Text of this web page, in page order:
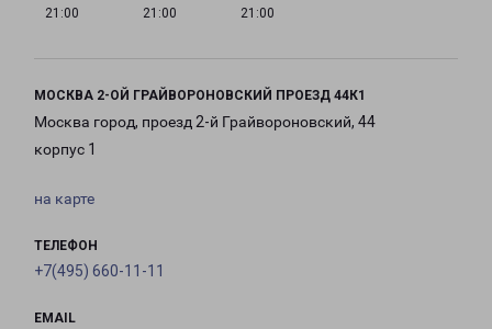
21:00
21:00
21:00
МОСКВА 2-ОЙ ГРАЙВОРОНОВСКИЙ ПРОЕЗД 44К1
Москва город, проезд 2-й Грайвороновский, 44
корпус 1
на карте
ТЕЛЕФОН
+7(495) 660-11-11
EMAIL